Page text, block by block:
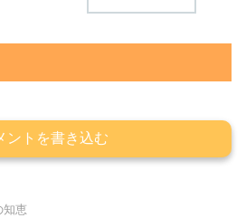
ントを書き込む
知恵